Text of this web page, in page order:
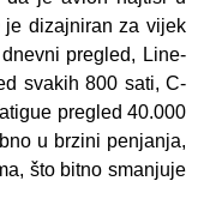
je dizajniran za vijek
pregled, Line-
svakih 800 sati, C-
pregled 40.000
u brzini penjanja,
što bitno smanjuje